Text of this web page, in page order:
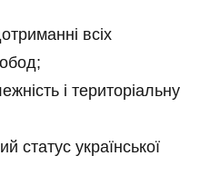
всіх
і територіальну
статус української